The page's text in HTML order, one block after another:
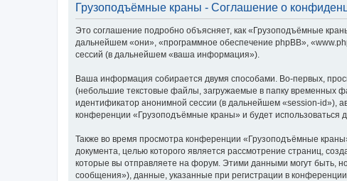
Грузоподъёмные краны - Соглашение о
Это соглашение подробно объясняет, как «Грузоподъёмные
дальнейшем «они», «программное обеспечение phpBB»,
сессий (в дальнейшем «ваша информация»).
Ваша информация собирается двумя способами. Во-первых,
(небольшие текстовые файлы, загружаемые в папку временных
идентификатор анонимной сессии (в дальнейшем «session-id»),
конференции «Грузоподъёмные краны» и будет
Также во время просмотра конференции «Грузоподъёмные
документа, целью которого является рассмотрение страниц,
которые вы отправляете на форум. Этими данными могут быть,
сообщения»), данные, указанные при регистрации в